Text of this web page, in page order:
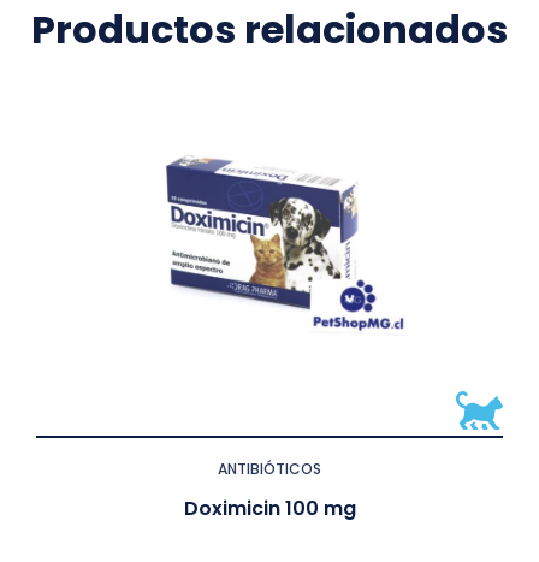
Productos relacionados
ANTIBIÓTICOS
Doximicin 100 mg